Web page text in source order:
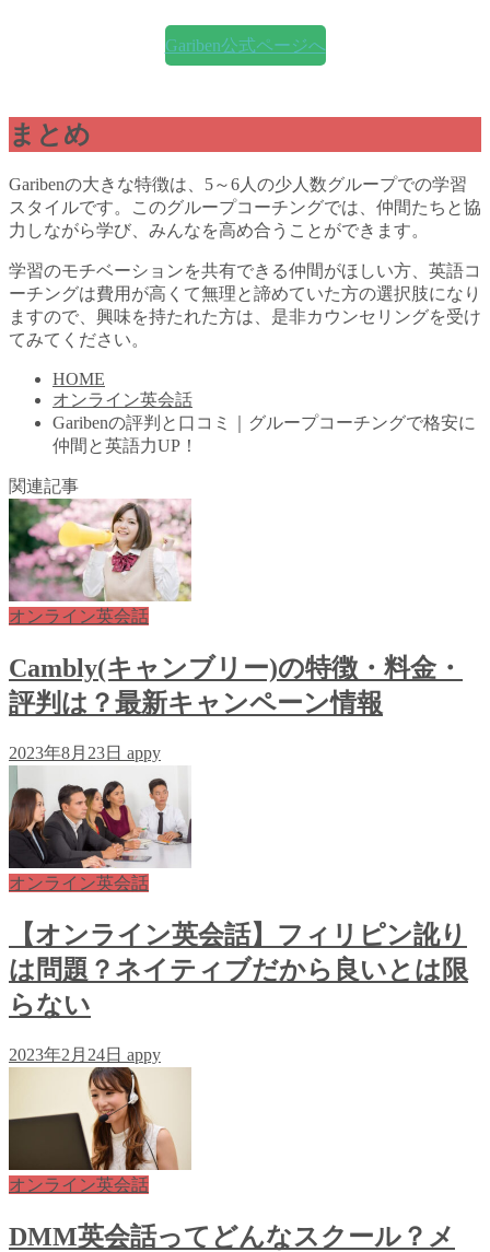
Gariben公式ページへ
まとめ
Garibenの大きな特徴は、5～6人の少人数グループでの学習
スタイルです。このグループコーチングでは、仲間たちと協
力しながら学び、みんなを高め合うことができます。
学習のモチベーションを共有できる仲間がほしい方、英語コ
ーチングは費用が高くて無理と諦めていた方の選択肢になり
ますので、興味を持たれた方は、是非カウンセリングを受け
てみてください。
HOME
オンライン英会話
Garibenの評判と口コミ｜グループコーチングで格安に
仲間と英語力UP！
関連記事
オンライン英会話
Cambly(キャンブリー)の特徴・料金・
評判は？最新キャンペーン情報
2023年8月23日 appy
オンライン英会話
【オンライン英会話】フィリピン訛り
は問題？ネイティブだから良いとは限
らない
2023年2月24日 appy
オンライン英会話
DMM英会話ってどんなスクール？メ